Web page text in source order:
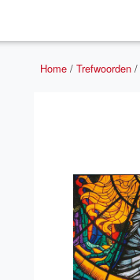
Home / Trefwoorden /